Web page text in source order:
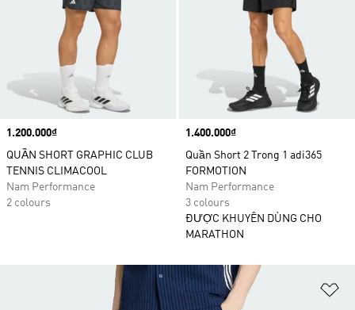
Price
1.200.000₫
QUẦN SHORT GRAPHIC CLUB
TENNIS CLIMACOOL
Nam Performance
2 colours
Price
1.400.000₫
Quần Short 2 Trong 1 adi365
FORMOTION
Nam Performance
3 colours
ĐƯỢC KHUYÊN DÙNG CHO
MARATHON